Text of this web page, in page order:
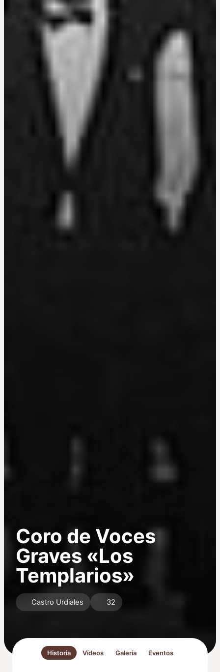
Coro de Voces
Graves «Los
Templarios»
Castro Urdiales 32
Historia Vídeos Galería Eventos